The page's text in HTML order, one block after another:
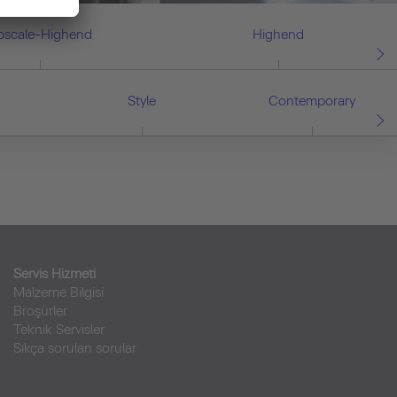
Highend Highend
Style Contemporary
Servis Hizmeti
Malzeme Bilgisi
Broşürler
Teknik Servisler
Sıkça sorulan sorular